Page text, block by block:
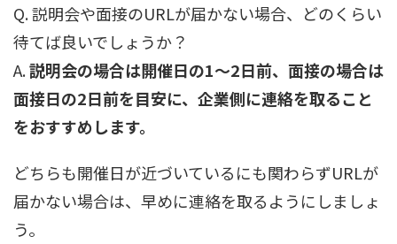
Q. 説明会や面接のURLが届かない場合、どのくらい
待てば良いでしょうか？
A.説明会の場合は開催日の1〜2日前、面接の場合は
面接日の2日前を目安に、企業側に連絡を取ること
をおすすめします。
どちらも開催日が近づいているにも関わらずURLが
届かない場合は、早めに連絡を取るようにしましょ
う。